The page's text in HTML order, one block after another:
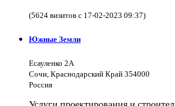
(5624 визитов с 17-02-2023 09:37)
Южные Земли
Есауленко 2А
Сочи, Краснодарский Край 354000
Россия